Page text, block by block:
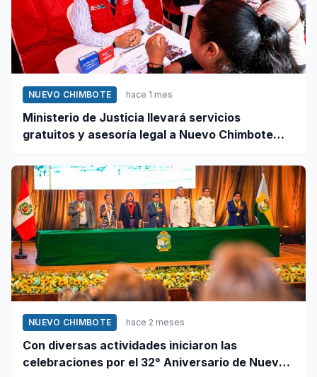
NUEVO CHIMBOTE hace 1 mes
Ministerio de Justicia llevará servicios
gratuitos y asesoría legal a Nuevo Chimbote
NUEVO CHIMBOTE hace 2 meses
Con diversas actividades iniciaron las
celebraciones por el 32° Aniversario de Nuevo